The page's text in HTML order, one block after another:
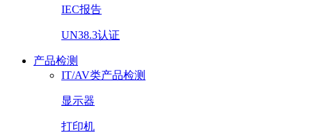
IEC报告
UN38.3认证
产品检测
IT/AV类产品检测
显示器
打印机